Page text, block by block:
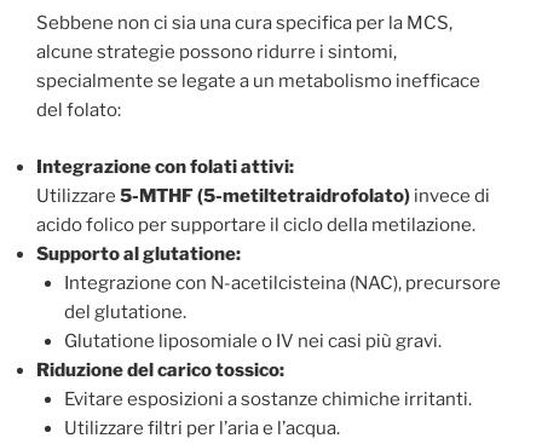
Sebbene non ci sia una cura specifica per la MCS,
alcune strategie possono ridurre i sintomi,
specialmente se legate a un metabolismo inefficace
del folato:
Integrazione con folati attivi:
Utilizzare 5-MTHF (5-metiltetraidrofolato) invece di
acido folico per supportare il ciclo della metilazione.
Supporto al glutatione:
Integrazione con N-acetilcisteina (NAC), precursore
del glutatione.
Glutatione liposomiale o IV nei casi più gravi.
Riduzione del carico tossico:
Evitare esposizioni a sostanze chimiche irritanti.
Utilizzare filtri per l’aria e l’acqua.